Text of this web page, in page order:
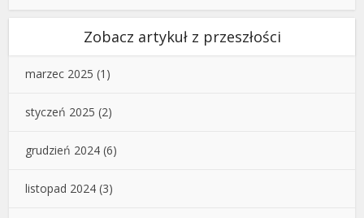
Zobacz artykuł z przeszłości
marzec 2025 (1)
styczeń 2025 (2)
grudzień 2024 (6)
listopad 2024 (3)